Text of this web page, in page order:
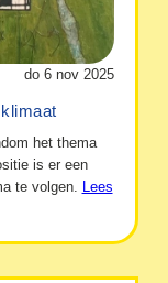
do 6 nov 2025
het thema
is er een
te volgen.
Lees